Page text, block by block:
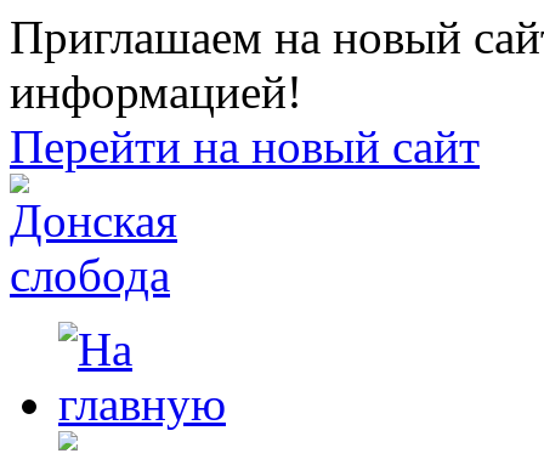
Приглашаем на новый
информацией!
Перейти на новый сайт